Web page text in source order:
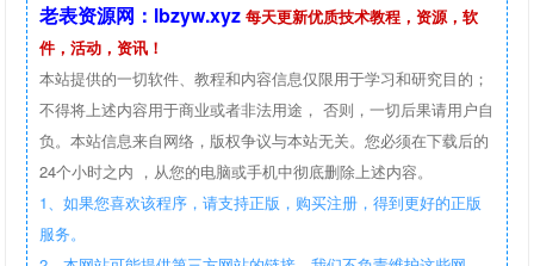
老表资源网：lbzyw.xyz 每天更新优质技术教程，资源，软
件，活动，资讯！
本站提供的一切软件、教程和内容信息仅限用于学习和研究目的；
不得将上述内容用于商业或者非法用途， 否则，一切后果请用户自
负。本站信息来自网络，版权争议与本站无关。您必须在下载后的
24个小时之内 ，从您的电脑或手机中彻底删除上述内容。
1、如果您喜欢该程序，请支持正版，购买注册，得到更好的正版
服务。